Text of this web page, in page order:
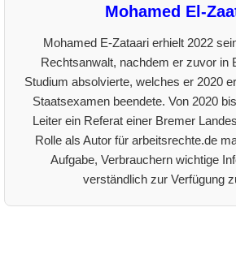
Mohamed El-
Mohamed E-Zataari erhielt 2022
Rechtsanwalt, nachdem er zuvor in
Studium absolvierte, welches er 2020
Staatsexamen beendete. Von 2020
Leiter ein Referat einer Bremer
Rolle als Autor für arbeitsrechte.de
Aufgabe, Verbrauchern wichtige
verständlich zur Verfügung